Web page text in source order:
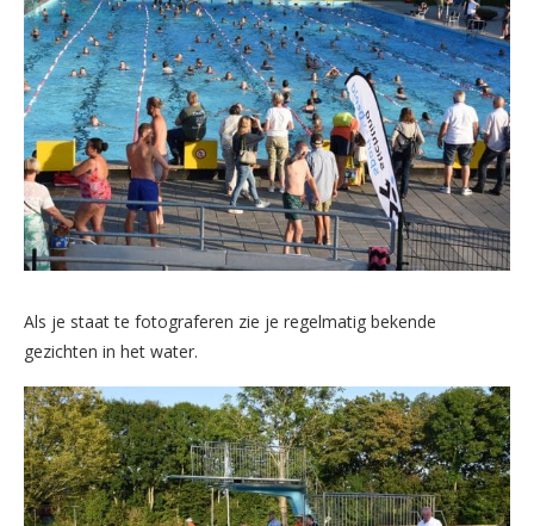
Als je staat te fotograferen zie je regelmatig bekende
gezichten in het water.